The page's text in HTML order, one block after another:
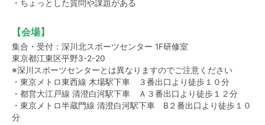
・ちょっとした質問や課題がある
【会場】
集合・受付：深川北スポーツセンター 1F研修室
東京都江東区平野3-2-20
※深川スポーツセンターとは異なりますのでご注意ください
・東京メトロ東西線 木場駅下車 ３番出口より徒歩１０分
・都営大江戸線 清澄白河駅下車 Ａ３番出口より徒歩１２分
・東京メトロ半蔵門線 清澄白河駅下車 B２番出口より徒歩１０
分